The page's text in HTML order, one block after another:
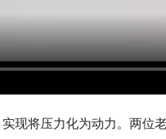
现将压力化为动力。两位